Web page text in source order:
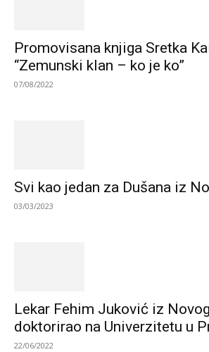
Promovisana knjiga Sretka
“Zemunski klan – ko je ko”
07/08/2022
Svi kao jedan za Dušana iz
03/03/2023
Lekar Fehim Juković iz
doktorirao na Univerzitetu u
22/06/2022